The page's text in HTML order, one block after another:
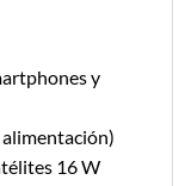
y
16 W